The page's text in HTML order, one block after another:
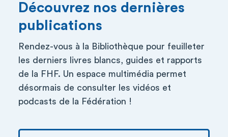
Découvrez nos dernières
publications
Rendez-vous à la Bibliothèque pour feuilleter
les derniers livres blancs, guides et rapports
de la FHF. Un espace multimédia permet
désormais de consulter les vidéos et
podcasts de la Fédération !